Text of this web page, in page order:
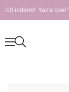
indirim! Yaz'a